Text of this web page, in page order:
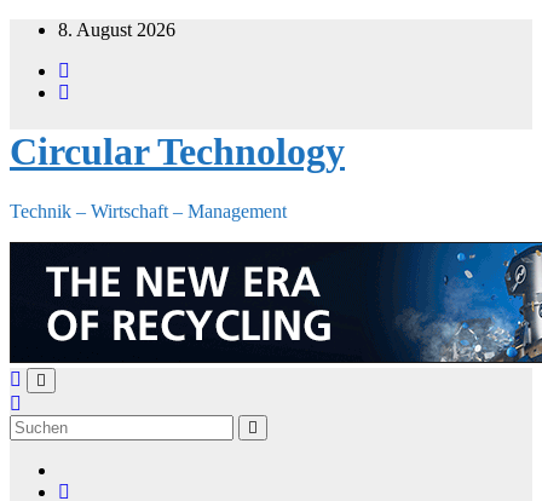
Zum
springen
8. August 2026
Circular Technology
Technik – Wirtschaft – Management